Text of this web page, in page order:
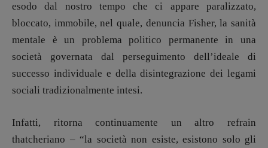
esodo dal nostro tempo che ci appare paralizzato,
bloccato, immobile, nel quale, denuncia Fisher, la sanità
mentale è un problema politico permanente in una
società governata dal perseguimento dell’ideale di
successo individuale e della disintegrazione dei legami
sociali tradizionalmente intesi.
Infatti, ritorna continuamente un altro refrain
thatcheriano – “la società non esiste, esistono solo gli